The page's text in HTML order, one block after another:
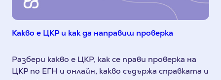
Какво е ЦКР и как да направиш проверка
Разбери какво е ЦКР, как се прави проверка на
ЦКР по ЕГН и онлайн, какво съдържа справката и